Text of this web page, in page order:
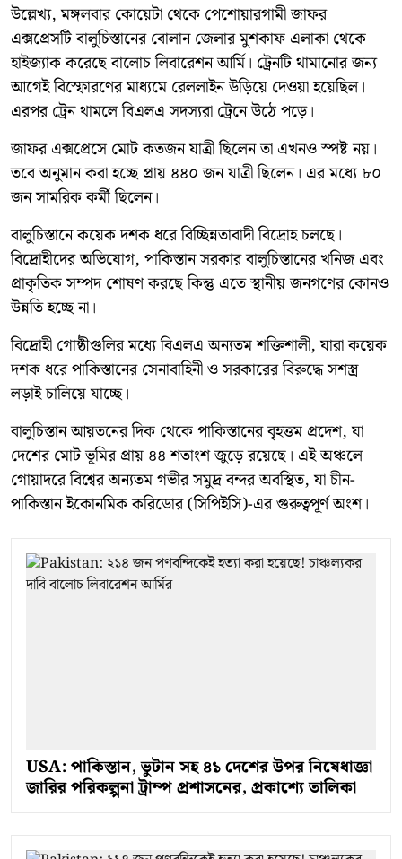
উল্লেখ্য, মঙ্গলবার কোয়েটা থেকে পেশোয়ারগামী জাফর
এক্সপ্রেসটি বালুচিস্তানের বোলান জেলার মুশকাফ এলাকা থেকে
হাইজ্যাক করেছে বালোচ লিবারেশন আর্মি। ট্রেনটি থামানোর জন্য
আগেই বিস্ফোরণের মাধ্যমে রেললাইন উড়িয়ে দেওয়া হয়েছিল।
এরপর ট্রেন থামলে বিএলএ সদস্যরা ট্রেনে উঠে পড়ে।
জাফর এক্সপ্রেসে মোট কতজন যাত্রী ছিলেন তা এখনও স্পষ্ট নয়।
তবে অনুমান করা হচ্ছে প্রায় ৪৪০ জন যাত্রী ছিলেন। এর মধ্যে ৮০
জন সামরিক কর্মী ছিলেন।
বালুচিস্তানে কয়েক দশক ধরে বিচ্ছিন্নতাবাদী বিদ্রোহ চলছে।
বিদ্রোহীদের অভিযোগ, পাকিস্তান সরকার বালুচিস্তানের খনিজ এবং
প্রাকৃতিক সম্পদ শোষণ করছে কিন্তু এতে স্থানীয় জনগণের কোনও
উন্নতি হচ্ছে না।
বিদ্রোহী গোষ্ঠীগুলির মধ্যে বিএলএ অন্যতম শক্তিশালী, যারা কয়েক
দশক ধরে পাকিস্তানের সেনাবাহিনী ও সরকারের বিরুদ্ধে সশস্ত্র
লড়াই চালিয়ে যাচ্ছে।
বালুচিস্তান আয়তনের দিক থেকে পাকিস্তানের বৃহত্তম প্রদেশ, যা
দেশের মোট ভূমির প্রায় ৪৪ শতাংশ জুড়ে রয়েছে। এই অঞ্চলে
গোয়াদরে বিশ্বের অন্যতম গভীর সমুদ্র বন্দর অবস্থিত, যা চীন-
পাকিস্তান ইকোনমিক করিডোর (সিপিইসি)-এর গুরুত্বপূর্ণ অংশ।
USA: পাকিস্তান, ভুটান সহ ৪১ দেশের উপর নিষেধাজ্ঞা
জারির পরিকল্পনা ট্রাম্প প্রশাসনের, প্রকাশ্যে তালিকা